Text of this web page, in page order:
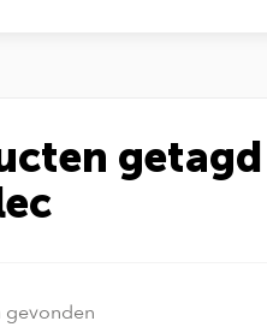
gevonden